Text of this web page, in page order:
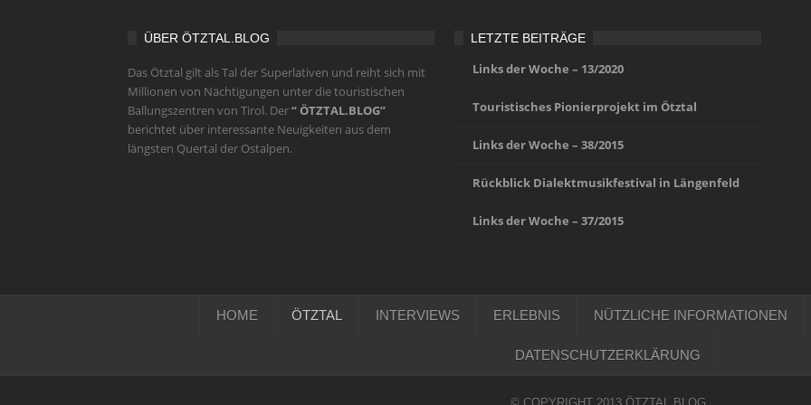
ÜBER ÖTZTAL.BLOG
Das Ötztal gilt als Tal der Superlativen und reiht sich mit
Millionen von Nächtigungen unter die touristischen
Ballungszentren von Tirol. Der“ ÖTZTAL.BLOG”
berichtet über interessante Neuigkeiten aus dem
längsten Quertal der Ostalpen.
LETZTE BEITRÄGE
Links der Woche – 13/2020
Touristisches Pionierprojekt im Ötztal
Links der Woche – 38/2015
Rückblick Dialektmusikfestival in Längenfeld
Links der Woche – 37/2015
HOME ÖTZTAL INTERVIEWS ERLEBNIS NÜTZLICHE INFORMATIONEN
DATENSCHUTZERKLÄRUNG